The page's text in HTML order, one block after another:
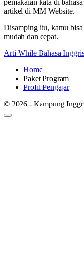
pemakaian kata di
artikel di MM Website.
Disamping itu, kamu
mudah dan cepat.
Arti While Bahasa Inggris
Home
Paket Program
Profil Pengajar
© 2026 - Kampung